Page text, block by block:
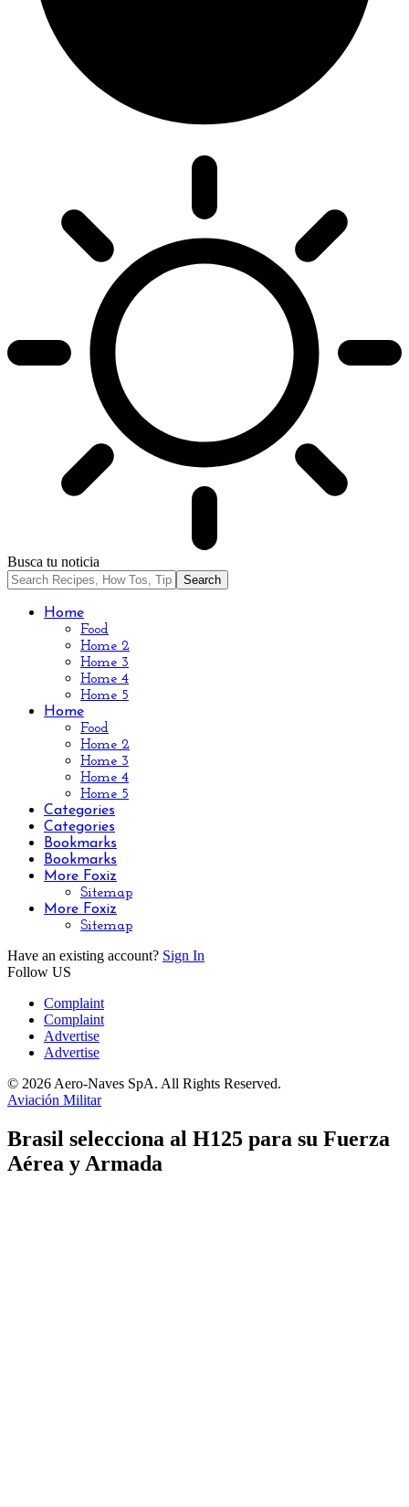
Busca tu noticia
Home
Food
Home 2
Home 3
Home 4
Home 5
Home
Food
Home 2
Home 3
Home 4
Home 5
Categories
Categories
Bookmarks
Bookmarks
More Foxiz
Sitemap
More Foxiz
Sitemap
Have an existing account? Sign In
Follow US
Complaint
Complaint
Advertise
Advertise
© 2026 Aero-Naves SpA. All Rights Reserved.
Aviación Militar
Brasil selecciona al H125 para su Fuerza
Aérea y Armada